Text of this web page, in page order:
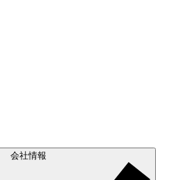
会社情報